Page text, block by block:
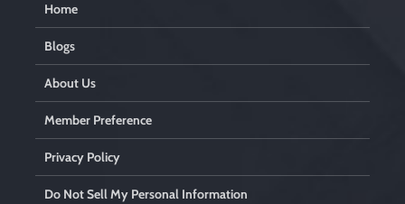
p
Home
Blogs
About Us
Member Preference
Privacy Policy
Do Not Sell My Personal Information